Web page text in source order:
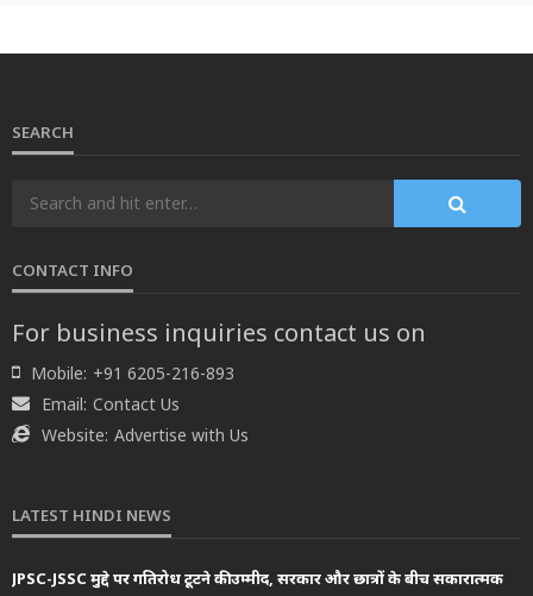
SEARCH
CONTACT INFO
For business inquiries contact us on
Mobile: +91 6205-216-893
Email: Contact Us
Website: Advertise with Us
LATEST HINDI NEWS
JPSC-JSSC मुद्दे पर गतिरोध टूटने की उम्मीद, सरकार और छात्रों के बीच सकारात्मक